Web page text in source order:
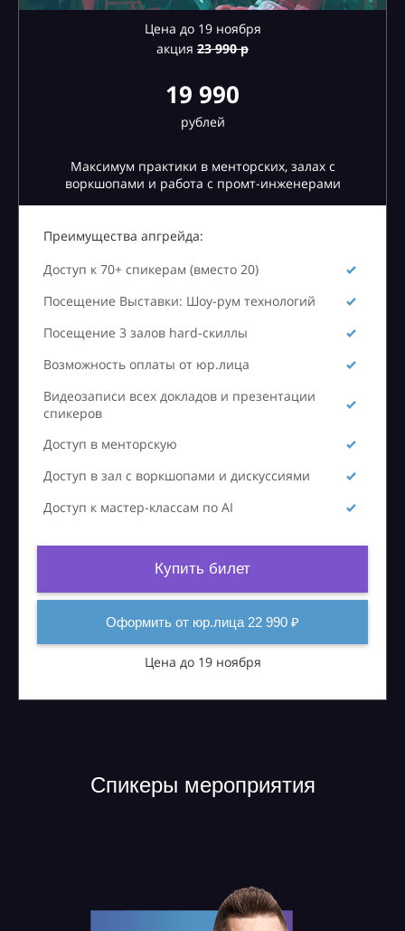
Цена до 19 ноября
акция 23990 р
19 990
рублей
Максимум практики в менторских, залах с
воркшопами и работа с промт-инженерами
Преимущества апгрейда:
Доступ к 70+ спикерам (вместо 20)
Посещение Выставки: Шоу-рум технологий
Посещение 3 залов hard-скиллы
Возможность оплаты от юр.лица
Видеозаписи всех докладов и презентации
спикеров
Доступ в менторскую
Доступ в зал с воркшопами и дискуссиями
Доступ к мастер-классам по AI
Купить билет
Оформить от юр.лица 22 990 ₽
Цена до 19 ноября
Спикеры мероприятия